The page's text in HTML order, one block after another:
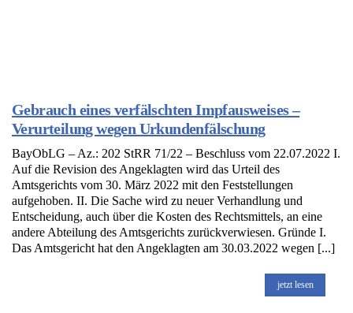
Gebrauch eines verfälschten Impfausweises –
Verurteilung wegen Urkundenfälschung
BayObLG – Az.: 202 StRR 71/22 – Beschluss vom 22.07.2022 I.
Auf die Revision des Angeklagten wird das Urteil des
Amtsgerichts vom 30. März 2022 mit den Feststellungen
aufgehoben. II. Die Sache wird zu neuer Verhandlung und
Entscheidung, auch über die Kosten des Rechtsmittels, an eine
andere Abteilung des Amtsgerichts zurückverwiesen. Gründe I.
Das Amtsgericht hat den Angeklagten am 30.03.2022 wegen [...]
jetzt lesen